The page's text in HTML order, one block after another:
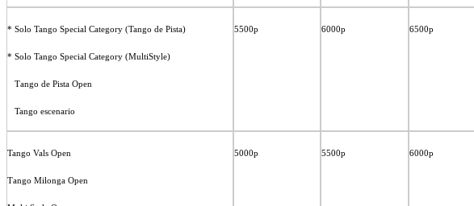
* Solo Tango Special Category (Tango de Pista)
* Solo Tango Special Category (MultiStyle)
Таngo de Pista Open
Tango escenario
5500р 6000р 6500р
Tango Vals Open
Тango Milonga Open
5000p 5500р 6000р